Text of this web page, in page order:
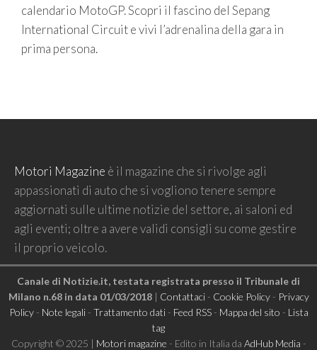
calendario MotoGP. Scopri il fascino del Sepang
International Circuit e vivi l’adrenalina della gara in
prima persona.
Motori Magazine è il magazine che si rivolge agli
appassionati di auto che si vogliono tenere sempre
aggiornati sulle ultime notizie del settore, ai saloni ed
agli eventi; oltre a avere validi consigli su come gestire
il proprio veicolo.
Canale di Notizie.it, testata registrata presso il Tribunale di
Milano n.68 in data 01/03/2018| Contattaci- Cookie Policy- Privacy
Policy- Note legali- Trattamento dati- Feed RSS- Mappa del sito - Lista
tag
Copyright © 2025 | Motori magazine - Edito in Italia da AdHub Media -